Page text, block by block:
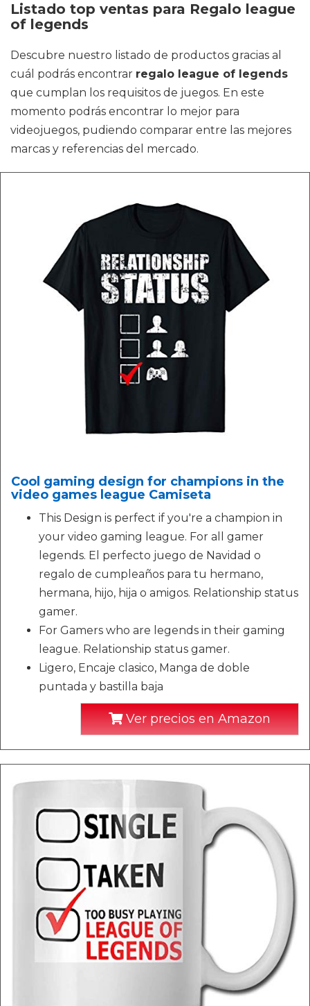
Listado top ventas para Regalo league
of legends
Descubre nuestro listado de productos gracias al
cuál podrás encontrar regalo league of legends
que cumplan los requisitos de juegos. En este
momento podrás encontrar lo mejor para
videojuegos, pudiendo comparar entre las mejores
marcas y referencias del mercado.
Cool gaming design for champions in the
video games league Camiseta
This Design is perfect if you're a champion in
your video gaming league. For all gamer
legends. El perfecto juego de Navidad o
regalo de cumpleaños para tu hermano,
hermana, hijo, hija o amigos. Relationship status
gamer.
For Gamers who are legends in their gaming
league. Relationship status gamer.
Ligero, Encaje clasico, Manga de doble
puntada y bastilla baja
Ver precios en Amazon